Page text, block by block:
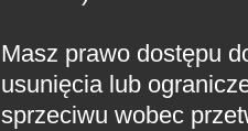
Masz prawo dostępu
usunięcia lub
sprzeciwu wobec